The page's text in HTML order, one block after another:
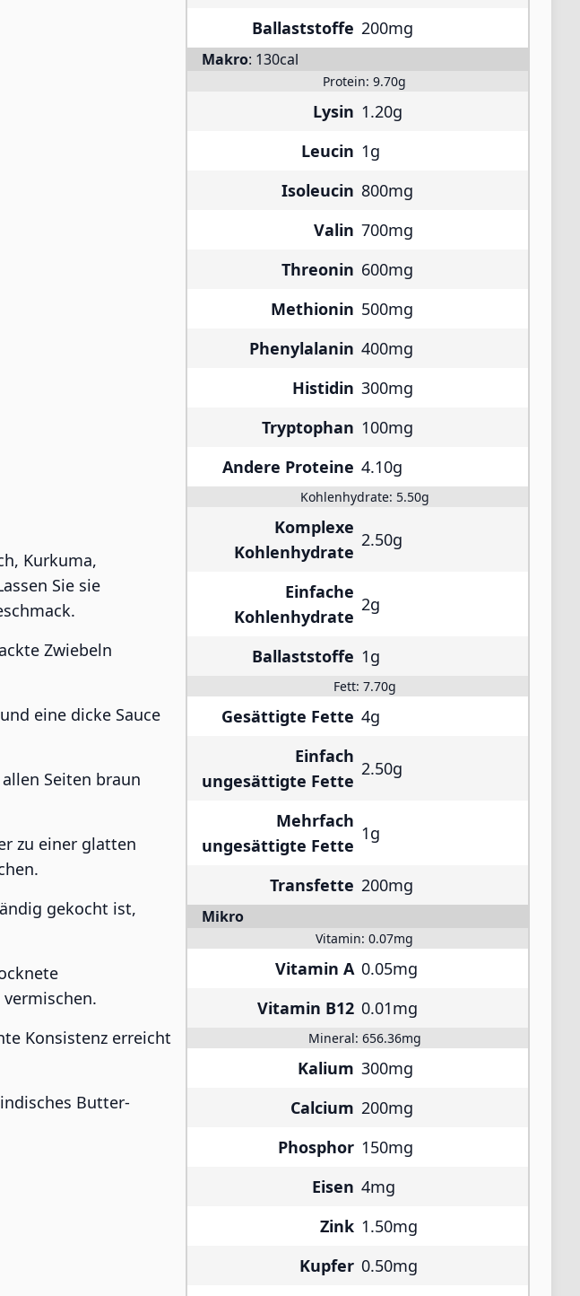
Kurkuma,
Sie sie
Zwiebeln
eine dicke Sauce
Seiten braun
zu einer glatten
gekocht ist,
Konsistenz erreicht
Butter-
Ballaststoffe 200mg
Makro: 130cal
Protein: 9.70g
Lysin 1.20g
Leucin 1g
Isoleucin 800mg
Valin 700mg
Threonin 600mg
Methionin 500mg
Phenylalanin 400mg
Histidin 300mg
Tryptophan 100mg
Andere Proteine 4.10g
Kohlenhydrate: 5.50g
Komplexe
Kohlenhydrate
2.50g
Einfache
Kohlenhydrate
2g
Ballaststoffe 1g
Fett: 7.70g
Gesättigte Fette 4g
Einfach
ungesättigte Fette
2.50g
Mehrfach
ungesättigte Fette
1g
Transfette 200mg
Mikro
Vitamin: 0.07mg
Vitamin A 0.05mg
Vitamin B12 0.01mg
Mineral: 656.36mg
Kalium 300mg
Calcium 200mg
Phosphor 150mg
Eisen 4mg
Zink 1.50mg
Kupfer 0.50mg